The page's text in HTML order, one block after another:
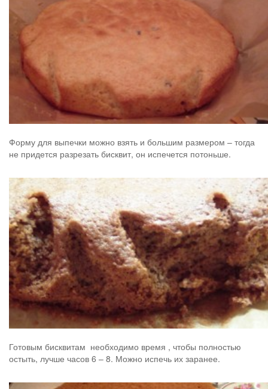
Форму для выпечки можно взять и большим размером – тогда
не придется разрезать бисквит, он испечется потоньше.
Готовым бисквитам необходимо время , чтобы полностью
остыть, лучше часов 6 – 8. Можно испечь их заранее.